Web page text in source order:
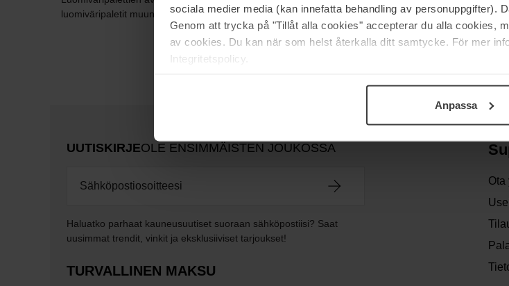
sociala medier media (kan innefatta behandling av personuppgifter).
Genom att trycka på "Tillåt alla cookies" accepterar du alla cookies,
av cookies. Du kan när som helst återkalla ditt samtycke. För mer
Integritetspolicy.
Anpassa
luomiväripaletit muun muassa theBalmilta, NYXiltä ja Pixiltä!
UUTISKIRJEOLE ENSIMMÄISTEN JOUKOSSA
Haluatko parhaat kauneusuutiset suoraan sähköpostiisi? Saat
uusimmat trendit, vinkit ja eksklusiiviset tarjoukset!
TURVALLINEN MAKSU
Ota